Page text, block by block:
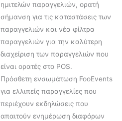
ημιτελών παραγγελιών, ορατή
σήμανση για τις καταστάσεις των
παραγγελιών και νέα φίλτρα
παραγγελιών για την καλύτερη
διαχείριση των παραγγελιών που
είναι ορατές στο POS.
Πρόσθετη ενσωμάτωση FooEvents
για ελλιπείς παραγγελίες που
περιέχουν εκδηλώσεις που
απαιτούν ενημέρωση διαφόρων